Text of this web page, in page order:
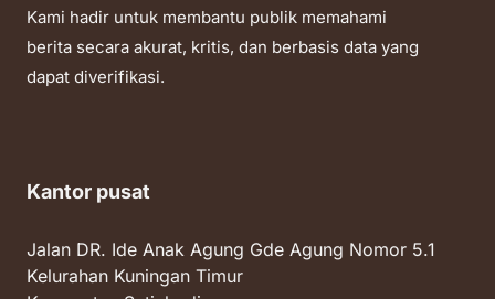
Kami hadir untuk membantu publik memahami
berita secara akurat, kritis, dan berbasis data yang
dapat diverifikasi.
Kantor pusat
Jalan DR. Ide Anak Agung Gde Agung Nomor 5.1
Kelurahan Kuningan Timur